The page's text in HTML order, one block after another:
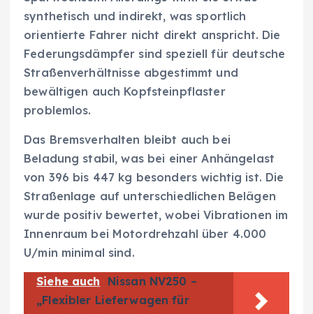
synthetisch und indirekt, was sportlich
orientierte Fahrer nicht direkt anspricht. Die
Federungsdämpfer sind speziell für deutsche
Straßenverhältnisse abgestimmt und
bewältigen auch Kopfsteinpflaster
problemlos.
Das Bremsverhalten bleibt auch bei
Beladung stabil, was bei einer Anhängelast
von 396 bis 447 kg besonders wichtig ist. Die
Straßenlage auf unterschiedlichen Belägen
wurde positiv bewertet, wobei Vibrationen im
Innenraum bei Motordrehzahl über 4.000
U/min minimal sind.
Siehe auch
Nissan NV250 –
„Flexibler Lieferwagen für